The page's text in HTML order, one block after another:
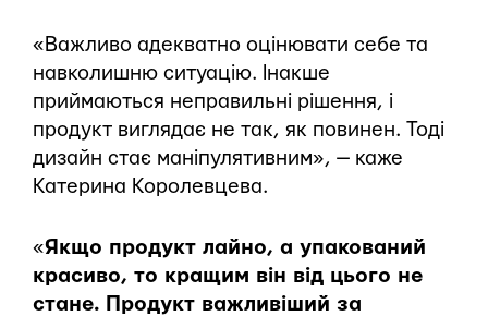
«Важливо адекватно оцінювати себе та
навколишню ситуацію. Інакше
приймаються неправильні рішення, і
продукт виглядає не так, як повинен. Тоді
дизайн стає маніпулятивним», — каже
Катерина Королевцева.
«Якщо продукт лайно, а упакований
красиво, то кращим він від цього не
стане. Продукт важливіший за